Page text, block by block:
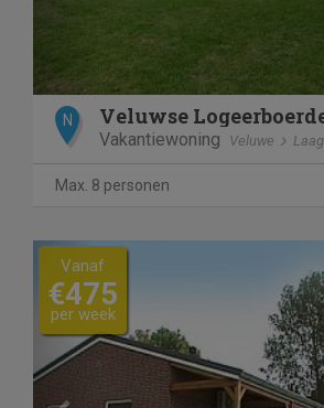
N Veluwse
Vakantiewoning Veluwe
Max. 8 personen
Previous
Vanaf
€475
per week